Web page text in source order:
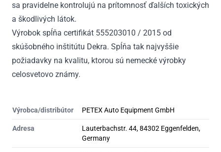
sa pravidelne kontrolujú na prítomnosť ďalších toxických
a škodlivých látok.
Výrobok spĺňa certifikát 555203010 / 2015 od
skúšobného inštitútu Dekra. Spĺňa tak najvyššie
požiadavky na kvalitu, ktorou sú nemecké výrobky
celosvetovo známy.
Výrobca/distribútor PETEX Auto Equipment GmbH
Adresa
Lauterbachstr. 44, 84302 Eggenfelden,
Germany